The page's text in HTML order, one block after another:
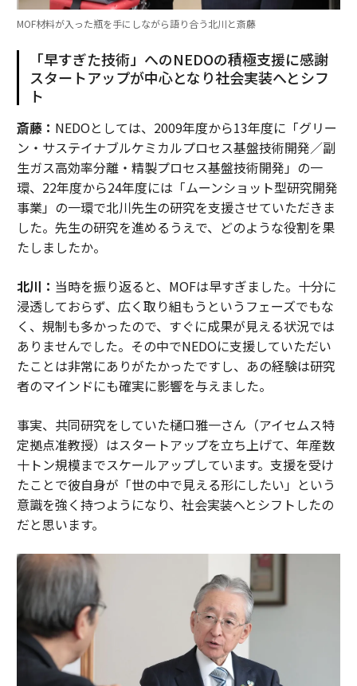
MOF材料が入った瓶を手にしながら語り合う北川と斎藤
「早すぎた技術」へのNEDOの積極支援に感謝
スタートアップが中心となり社会実装へとシフ
ト
斎藤： NEDOとしては、2009年度から13年度に「グリー
ン・サステイナブルケミカルプロセス基盤技術開発／副
生ガス高効率分離・精製プロセス基盤技術開発」の一
環、22年度から24年度には「ムーンショット型研究開発
事業」の一環で北川先生の研究を支援させていただきま
した。先生の研究を進めるうえで、どのような役割を果
たしましたか。
北川： 当時を振り返ると、MOFは早すぎました。十分に
浸透しておらず、広く取り組もうというフェーズでもな
く、規制も多かったので、すぐに成果が見える状況では
ありませんでした。その中でNEDOに支援していただい
たことは非常にありがたかったですし、あの経験は研究
者のマインドにも確実に影響を与えました。
事実、共同研究をしていた樋口雅一さん（アイセムス特
定拠点准教授）はスタートアップを立ち上げて、年産数
十トン規模までスケールアップしています。支援を受け
たことで彼自身が「世の中で見える形にしたい」という
意識を強く持つようになり、社会実装へとシフトしたの
だと思います。